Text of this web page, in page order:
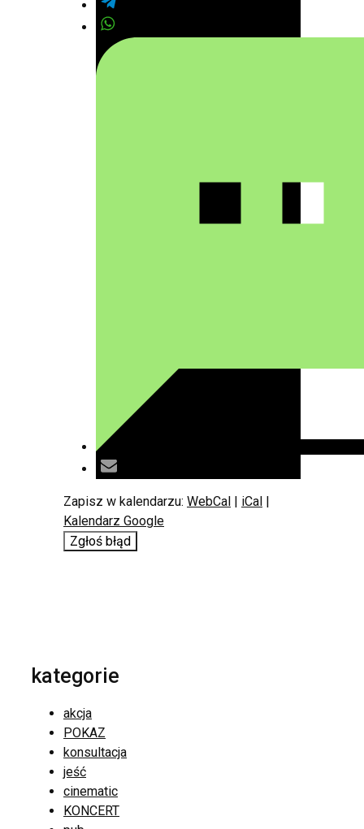
Zapisz w kalendarzu: WebCal | iCal |
Kalendarz Google
Zgłoś błąd
kategorie
akcja
POKAZ
konsultacja
jeść
cinematic
KONCERT